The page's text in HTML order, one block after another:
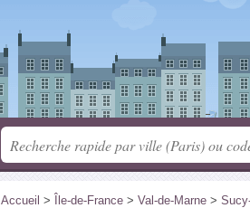
Accueil > Île-de-France > Val-de-Marne >